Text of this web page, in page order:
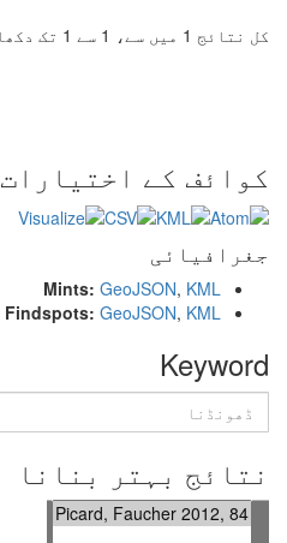
کل نتائج 1 میں سے، 1 سے 1 تک دکھائے جارہے ہیں
کوائف کے اختیارات
جغرافیائی
Mints: GeoJSON, KML
Findspots: GeoJSON, KML
Keyword
نتائج بہتر بنانا